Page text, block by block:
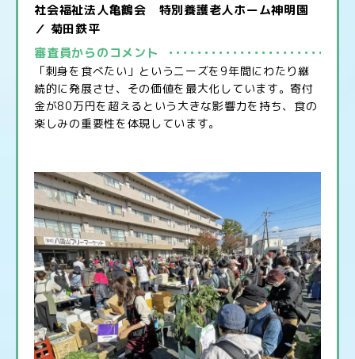
社会福祉法人亀鶴会 特別養護老人ホーム神明園
／ 菊田鉄平
審査員からのコメント
「刺身を食べたい」というニーズを9年間にわたり継
続的に発展させ、その価値を最大化しています。寄付
金が80万円を超えるという大きな影響力を持ち、食の
楽しみの重要性を体現しています。